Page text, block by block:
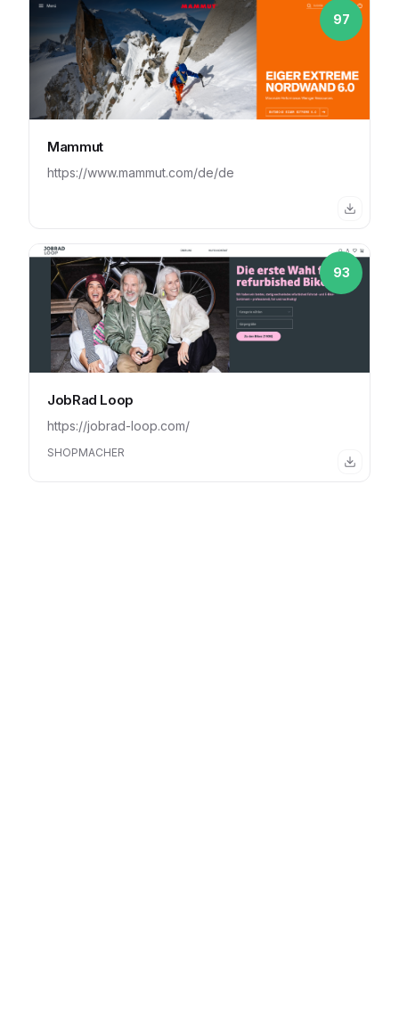
97
Mammut
https://www.mammut.com/de/de
93
JobRad Loop
https://jobrad-loop.com/
SHOPMACHER